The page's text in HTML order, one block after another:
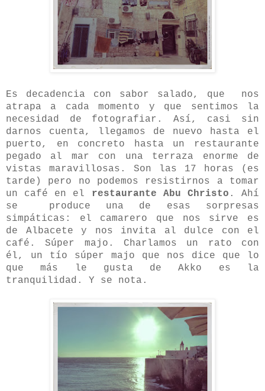
Es decadencia con sabor salado, que nos
atrapa a cada momento y que sentimos la
necesidad de fotografiar. Así, casi sin
darnos cuenta, llegamos de nuevo hasta el
puerto, en concreto hasta un restaurante
pegado al mar con una terraza enorme de
vistas maravillosas. Son las 17 horas (es
tarde) pero no podemos resistirnos a tomar
un café en el restaurante Abu Christo . Ahí
se produce una de esas sorpresas
simpáticas: el camarero que nos sirve es
de Albacete y nos invita al dulce con el
café. Súper majo. Charlamos un rato con
él, un tío súper majo que nos dice que lo
que más le gusta de Akko es la
tranquilidad. Y se nota.